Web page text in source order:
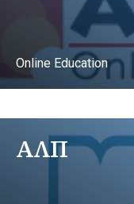
Online Education
ΑΛΠ